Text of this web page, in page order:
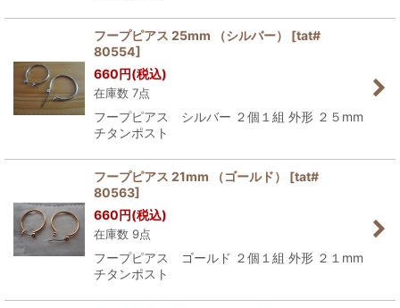
フープピアス 25mm （シルバー） [tat#
80554]
660円(税込)
在庫数 7点
フープピアス シルバー ２個１組 外形 ２５mm
チタンポスト
フープピアス 21mm （ゴールド） [tat#
80563]
660円(税込)
在庫数 9点
フープピアス ゴールド ２個１組 外形 ２１mm
チタンポスト